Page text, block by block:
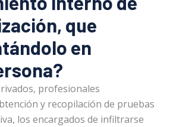
que
en
profesionales
y recopilación de pruebas
los encargados de infiltrarse